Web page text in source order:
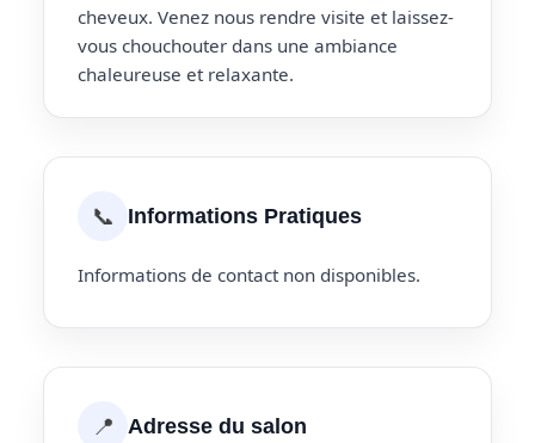
cheveux. Venez nous rendre visite et laissez-
vous chouchouter dans une ambiance
chaleureuse et relaxante.
📞 Informations Pratiques
Informations de contact non disponibles.
📍 Adresse du salon